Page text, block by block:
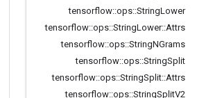
tensorflow::ops::StringLower
tensorflow::ops::StringLower::Attrs
tensorflow::ops::StringNGrams
tensorflow::ops::StringSplit
tensorflow::ops::StringSplit::Attrs
tensorflow::ops::StringSplitV2